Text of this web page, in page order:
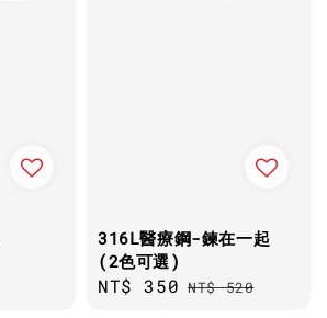
316L醫療鋼-鍊在一起
(2色可選)
Sale
NT$ 350 Regular
NT$ 520